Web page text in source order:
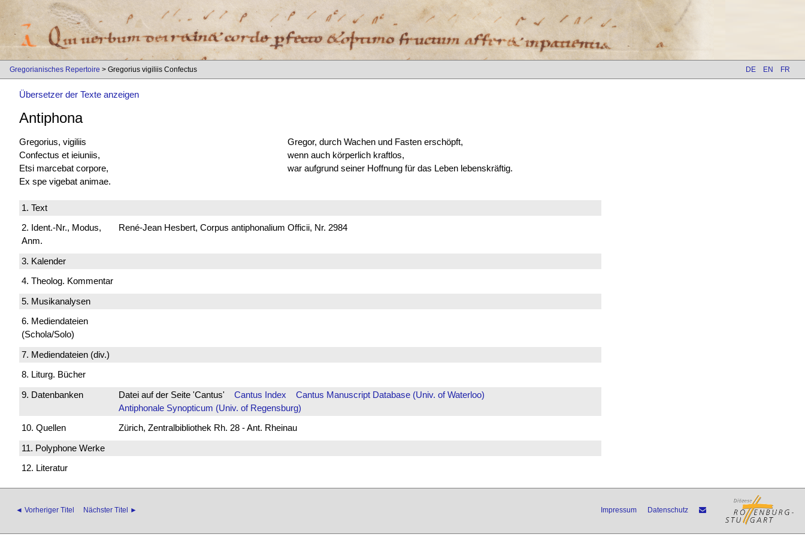
Gregorianisches Repertoire > Gregorius vigiliis Confectus DE EN FR
Übersetzer der Texte anzeigen
Antiphona
Gregorius, vigiliis
Confectus et ieiuniis,
Etsi marcebat corpore,
Ex spe vigebat animae.
Gregor, durch Wachen und Fasten erschöpft,
wenn auch körperlich kraftlos,
war aufgrund seiner Hoffnung für das Leben lebenskräftig.
1. Text
2. Ident.-Nr., Modus,
Anm.
René-Jean Hesbert, Corpus antiphonalium Officii, Nr. 2984
3. Kalender
4. Theolog. Kommentar
5. Musikanalysen
6. Mediendateien
(Schola/Solo)
7. Mediendateien (div.)
8. Liturg. Bücher
9. Datenbanken
Datei auf der Seite 'Cantus' Cantus Index
Cantus Manuscript Database (Univ. of Waterloo)
Antiphonale Synopticum (Univ. of Regensburg)
10. Quellen
Zürich, Zentralbibliothek Rh. 28 - Ant. Rheinau
11. Polyphone Werke
12. Literatur
◄ Vorheriger Titel Nächster Titel ► Impressum Datenschutz